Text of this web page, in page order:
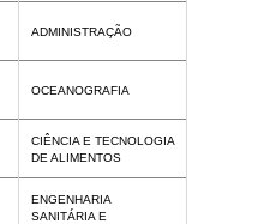
ADMINISTRAÇÃO
OCEANOGRAFIA
CIÊNCIA E TECNOLOGIA
DE ALIMENTOS
ENGENHARIA
SANITÁRIA E